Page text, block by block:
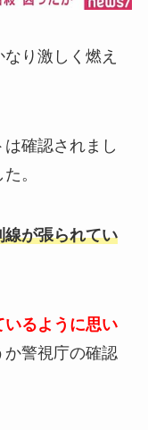
り激しく燃え
確認されまし
。
が張られてい
いるように思い
警視庁の確認